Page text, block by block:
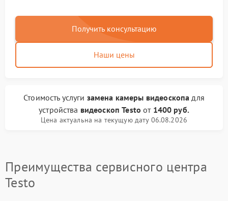
Получить консультацию
Наши цены
Стоимость услуги замена камеры видеоскопа для
устройства видеоскоп Testo от 1400 руб.
Цена актуальна на текущую дату 06.08.2026
Преимущества сервисного центра
Testo